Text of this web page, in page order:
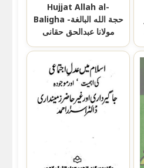
Hujjat Allah al-
Baligha حجة الله البالغة-
مولانا عبدالحق حقانی